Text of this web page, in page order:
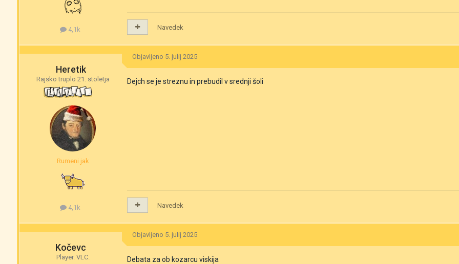
4,1k Navedek
Heretik
Rajsko truplo 21. stoletja
Rumeni jak
4,1k
Objavljeno 5. julij 2025
Dejch se je streznu in prebudil v srednji šoli
Navedek
Kočevc
Player. VLC.
Objavljeno 5. julij 2025
Debata za ob kozarcu viskija